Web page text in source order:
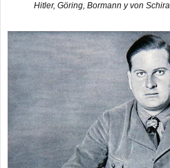
Hitler, Göring, Bormann y von